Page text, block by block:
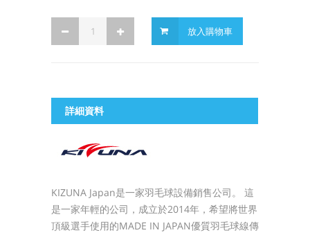
放入購物車
詳細資料
KIZUNA Japan是一家羽毛球設備銷售公司。 這
是一家年輕的公司，成立於2014年，希望將世界
頂級選手使用的MADE IN JAPAN優質羽毛球線傳